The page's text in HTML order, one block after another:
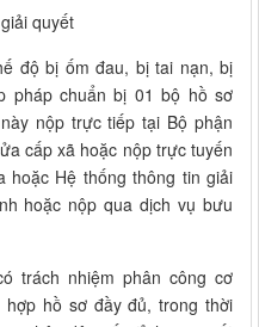
quyết
độ bị ốm đau, bị tai nạn, bị
pháp chuẩn bị 01 bộ hồ sơ
nộp trực tiếp tại Bộ phận
cấp xã hoặc nộp trực tuyến
hoặc Hệ thống thông tin giải
hoặc nộp qua dịch vụ bưu
trách nhiệm phân công cơ
hồ sơ đầy đủ, trong thời